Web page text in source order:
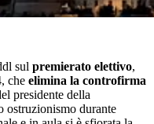
sul premierato elettivo,
che elimina la controfirma
presidente della
ostruzionismo durante